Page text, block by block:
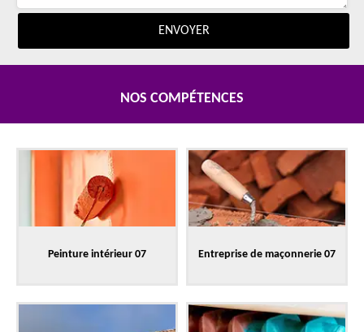
NOS COMPÉTENCES
Peinture intérieur 07 Entreprise de maçonnerie 07